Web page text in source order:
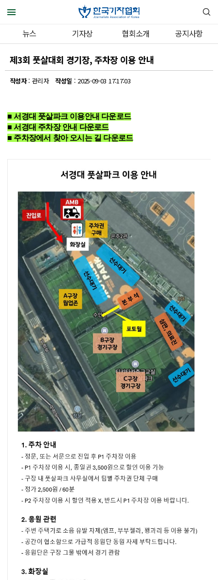
뉴스 기자상 협회소개 공지사항
제3회 풋살대회 경기장, 주차장 이용 안내
작성자: 관리자 작성일 : 2025-09-03 17:17:03
■ 서경대 풋살파크 이용안내 다운로드
■ 서경대 주차장 안내 다운로드
■ 주차장에서 찾아 오시는 길 다운로드